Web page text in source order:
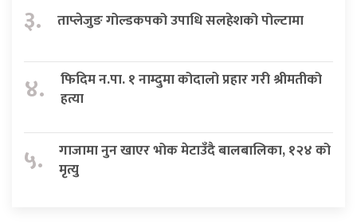
३. ताप्लेजुङ गोल्डकपको उपाधि सलहेशको पोल्टामा
४.
फिदिम न.पा. १ नाम्दुमा कोदालो प्रहार गरी श्रीमतीको
हत्या
५.
गाजामा नुन खाएर भोक मेटाउँदै बालबालिका, १२४ को
मृत्यु